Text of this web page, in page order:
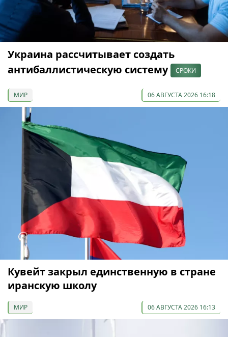
Украина рассчитывает создать
антибаллистическую систему
СРОКИ
МИР 06 АВГУСТА 2026 16:18
Кувейт закрыл единственную в стране
иранскую школу
МИР 06 АВГУСТА 2026 16:13